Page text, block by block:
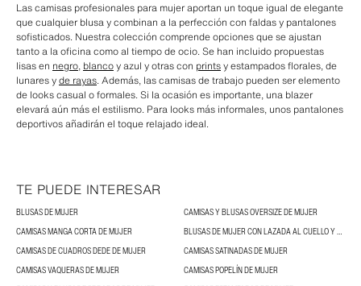
Las camisas profesionales para mujer aportan un toque igual de elegante
que cualquier blusa y combinan a la perfección con faldas y pantalones
sofisticados. Nuestra colección comprende opciones que se ajustan
tanto a la oficina como al tiempo de ocio. Se han incluido propuestas
lisas en negro, blancoy azul y otras con printsy estampados florales, de
lunares yde rayas. Además, las camisas de trabajo pueden ser elemento
de looks casual o formales. Si la ocasión es importante, una blazer
elevará aún más el estilismo. Para looks más informales, unos pantalones
deportivos añadirán el toque relajado ideal.
TE PUEDE INTERESAR
BLUSAS DE MUJER
CAMISAS Y BLUSAS OVERSIZE DE MUJER
CAMISAS MANGA CORTA DE MUJER
BLUSAS DE MUJER CON LAZADA AL CUELLO Y BLUSAS CON LAZOS
CAMISAS DE CUADROS DEDE DE MUJER
CAMISAS SATINADAS DE MUJER
CAMISAS VAQUERAS DE MUJER
CAMISAS POPELÍN DE MUJER